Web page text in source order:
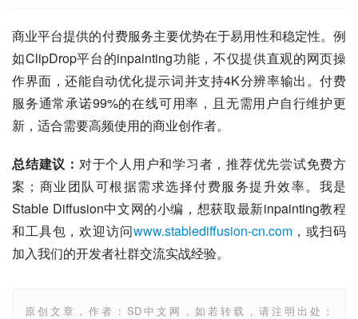
商业平台提供的付费服务主要优势在于易用性和稳定性。例
如ClipDrop平台的inpainting功能，不仅提供直观的网页操
作界面，还能自动优化提示词并支持4K分辨率输出。付费
服务通常承诺99%的在线可用率，且无需用户自行维护更
新，适合需要高频使用的商业创作者。
总结建议： 对于个人用户和学习者，推荐优先尝试免费方
案；商业团队可根据需求选择付费服务提升效率。我是
Stable Diffusion中文网的小编，想获取最新inpainting教程
和工具包，欢迎访问www.stablediffusion-cn.com，或扫码
加入我们的开发者社群交流实战经验。
原创文章，作者：SD中文网，如若转载，请注明出处：